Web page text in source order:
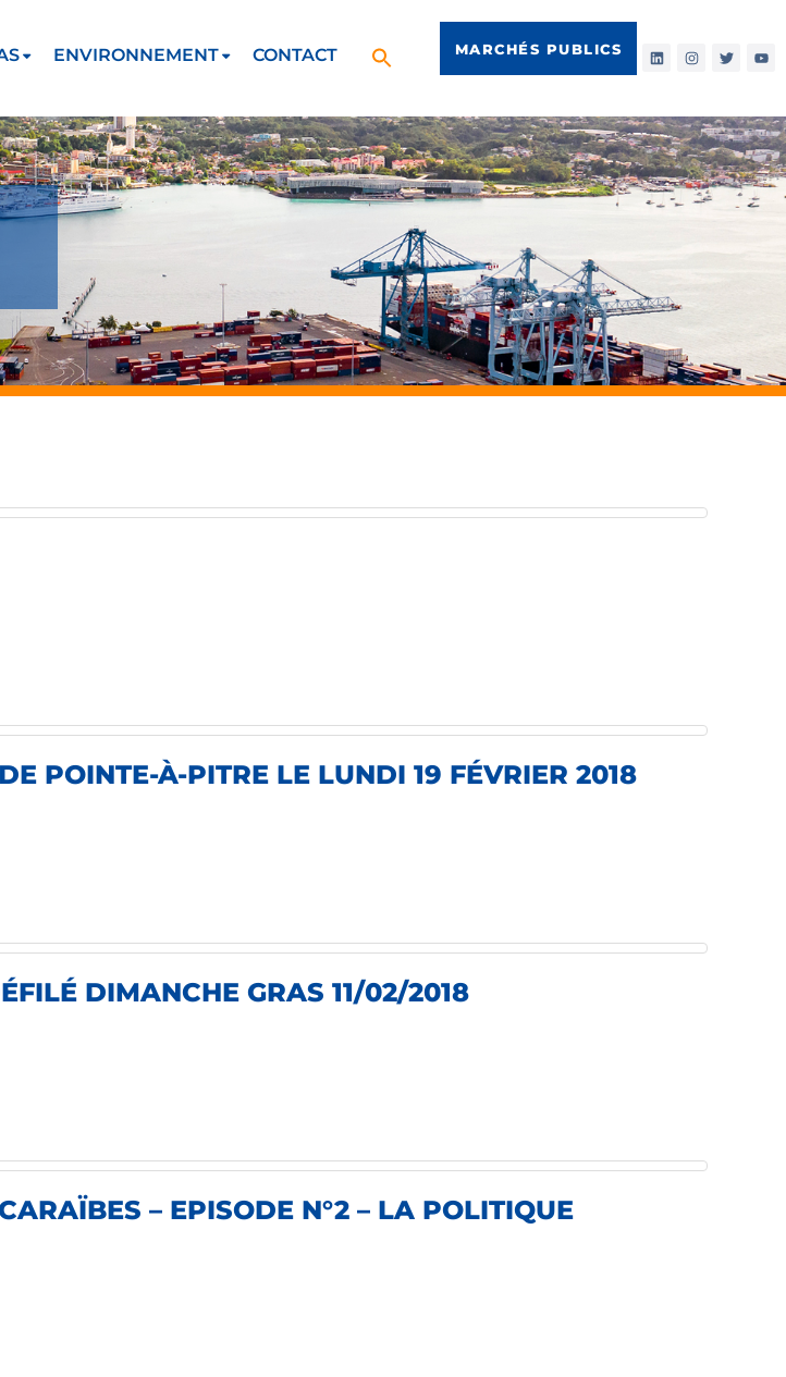
ENVIRONNEMENT CONTACT MARCHÉS PUBLICS
POINTE-À-PITRE LE LUNDI 19 FÉVRIER 2018
DIMANCHE GRAS 11/02/2018
– EPISODE N°2 – LA POLITIQUE